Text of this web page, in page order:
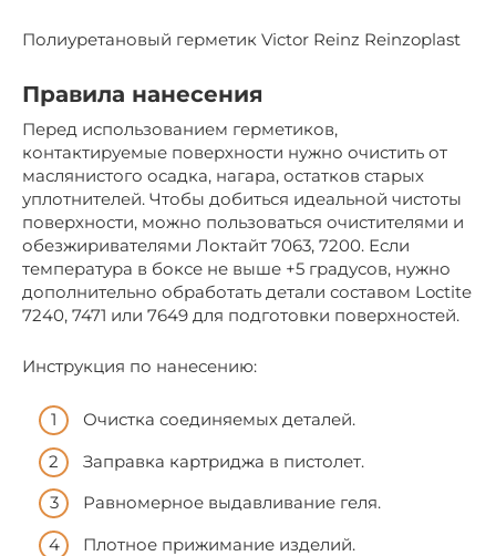
Полиуретановый герметик Victor Reinz Reinzoplast
Правила нанесения
Перед использованием герметиков,
контактируемые поверхности нужно очистить от
маслянистого осадка, нагара, остатков старых
уплотнителей. Чтобы добиться идеальной чистоты
поверхности, можно пользоваться очистителями и
обезжиривателями Локтайт 7063, 7200. Если
температура в боксе не выше +5 градусов, нужно
дополнительно обработать детали составом Loctite
7240, 7471 или 7649 для подготовки поверхностей.
Инструкция по нанесению:
Очистка соединяемых деталей.
Заправка картриджа в пистолет.
Равномерное выдавливание геля.
Плотное прижимание изделий.